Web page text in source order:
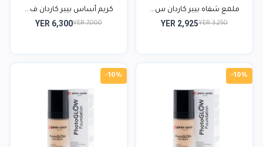
ملمع شفاه بيير كاردان س...
YER 3,250
YER 2,925
كريم أساس بيير كاردان ف...
YER 7,000
YER 6,300
-10%
-10%